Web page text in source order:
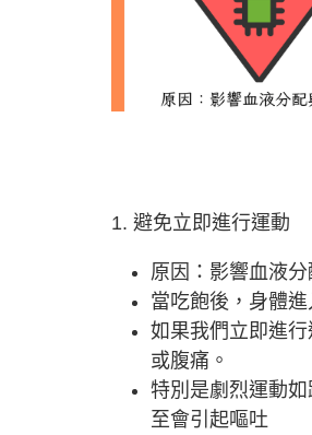
1. 避免立即進行運動
原因：影響血液
當吃飽後，身體
如果我們立即進
或腹痛。
特別是劇烈運動
至會引起嘔吐